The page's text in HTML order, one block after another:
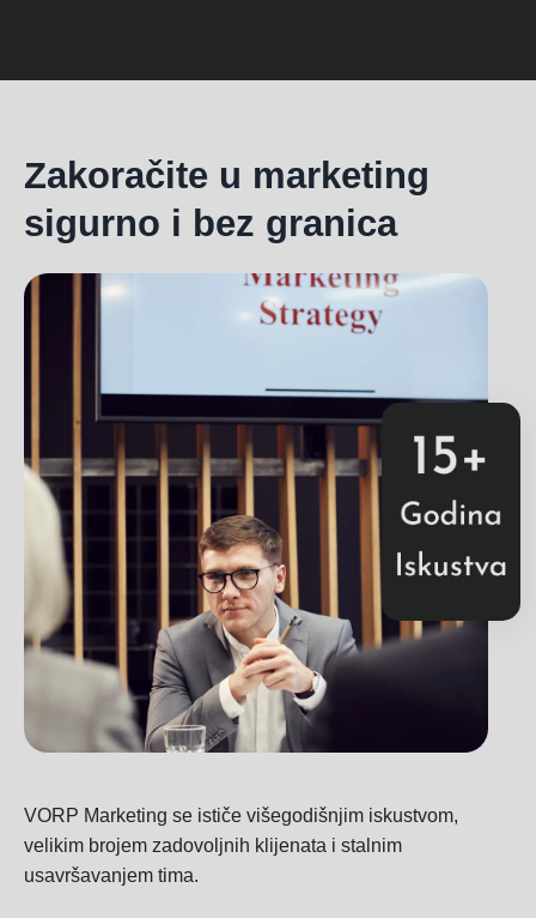
Zakoračite u marketing
sigurno i bez granica
VORP Marketing se ističe višegodišnjim iskustvom,
velikim brojem zadovoljnih klijenata i stalnim
usavršavanjem tima.